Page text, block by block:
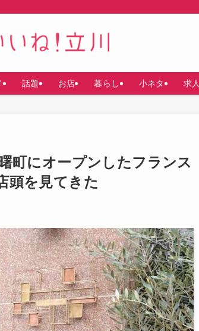
話題 お店 暮らし 小ネタ 求人
町にオープンしたフランス
頭を見てきた